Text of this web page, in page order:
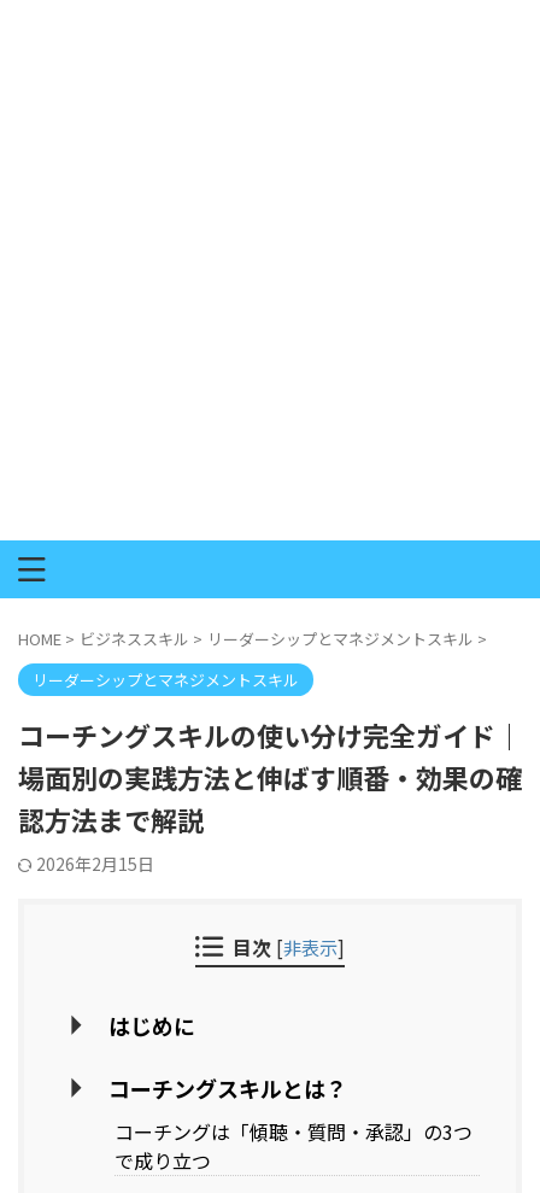
HOME > ビジネススキル > リーダーシップとマネジメントスキル >
リーダーシップとマネジメントスキル
コーチングスキルの使い分け完全ガイド｜
場面別の実践方法と伸ばす順番・効果の確
認方法まで解説
2026年2月15日
目次 [非表示]
はじめに
コーチングスキルとは？
コーチングは「傾聴・質問・承認」の3つ
で成り立つ